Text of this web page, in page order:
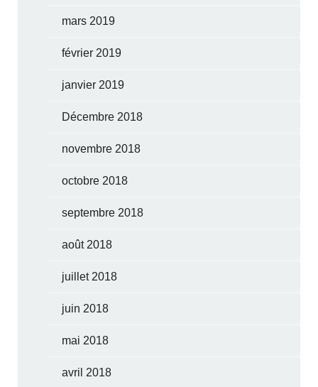
mars 2019
février 2019
janvier 2019
Décembre 2018
novembre 2018
octobre 2018
septembre 2018
août 2018
juillet 2018
juin 2018
mai 2018
avril 2018